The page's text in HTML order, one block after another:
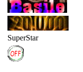
SuperStar